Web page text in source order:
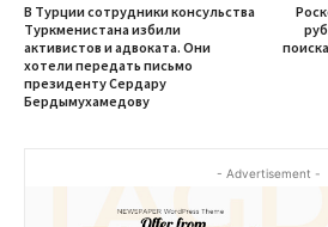
В Турции сотрудники консульства
Туркменистана избили
активистов и адвоката. Они
хотели передать письмо
президенту Сердару
Бердымухамедову
- Advertisement -